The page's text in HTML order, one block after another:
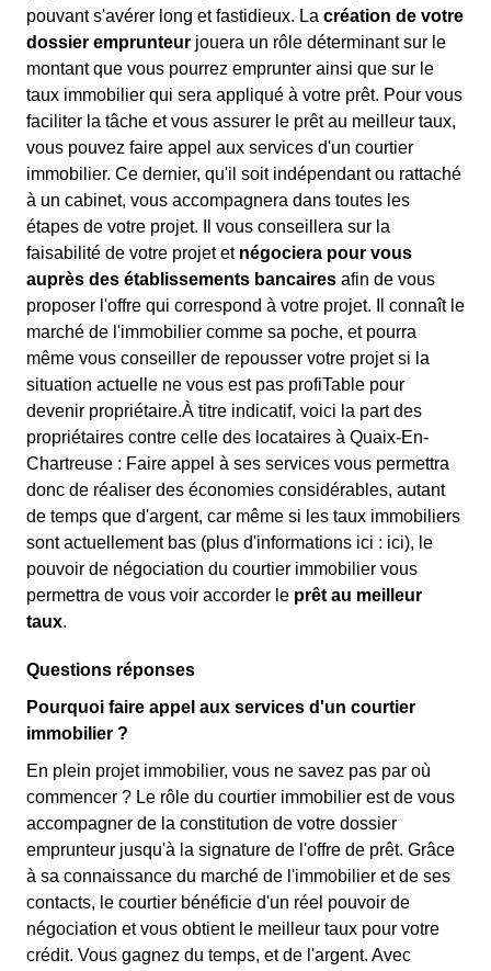
pouvant s'avérer long et fastidieux. La création de votre
dossier emprunteur jouera un rôle déterminant sur le
montant que vous pourrez emprunter ainsi que sur le
taux immobilier qui sera appliqué à votre prêt. Pour vous
faciliter la tâche et vous assurer le prêt au meilleur taux,
vous pouvez faire appel aux services d'un courtier
immobilier. Ce dernier, qu'il soit indépendant ou rattaché
à un cabinet, vous accompagnera dans toutes les
étapes de votre projet. Il vous conseillera sur la
faisabilité de votre projet et négociera pour vous
auprès des établissements bancaires afin de vous
proposer l'offre qui correspond à votre projet. Il connaît le
marché de l'immobilier comme sa poche, et pourra
même vous conseiller de repousser votre projet si la
situation actuelle ne vous est pas profiTable pour
devenir propriétaire.À titre indicatif, voici la part des
propriétaires contre celle des locataires à Quaix-En-
Chartreuse : Faire appel à ses services vous permettra
donc de réaliser des économies considérables, autant
de temps que d'argent, car même si les taux immobiliers
sont actuellement bas (plus d'informations ici : ici), le
pouvoir de négociation du courtier immobilier vous
permettra de vous voir accorder le prêt au meilleur
taux.
Questions réponses
Pourquoi faire appel aux services d'un courtier
immobilier ?
En plein projet immobilier, vous ne savez pas par où
commencer ? Le rôle du courtier immobilier est de vous
accompagner de la constitution de votre dossier
emprunteur jusqu'à la signature de l'offre de prêt. Grâce
à sa connaissance du marché de l'immobilier et de ses
contacts, le courtier bénéficie d'un réel pouvoir de
négociation et vous obtient le meilleur taux pour votre
crédit. Vous gagnez du temps, et de l'argent. Avec